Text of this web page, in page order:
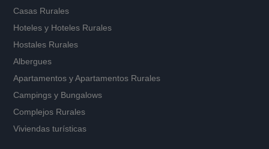
Casas Rurales
Hoteles y Hoteles Rurales
Hostales Rurales
Albergues
Apartamentos yApartamentos Rurales
Campings y Bungalows
Complejos Rurales
Viviendas turísticas